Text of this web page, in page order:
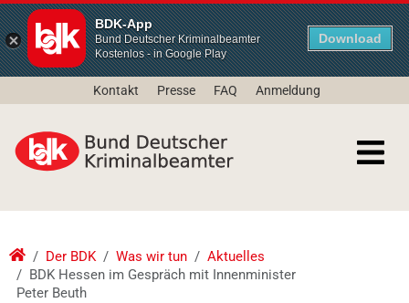
BDK-App
Bund Deutscher Kriminalbeamter
Kostenlos - in Google Play
Download
Kontakt Presse FAQ Anmeldung
Der BDK Was wir tun
Aktuelles
BDK Hessen im Gespräch mit Innenminister
Peter Beuth